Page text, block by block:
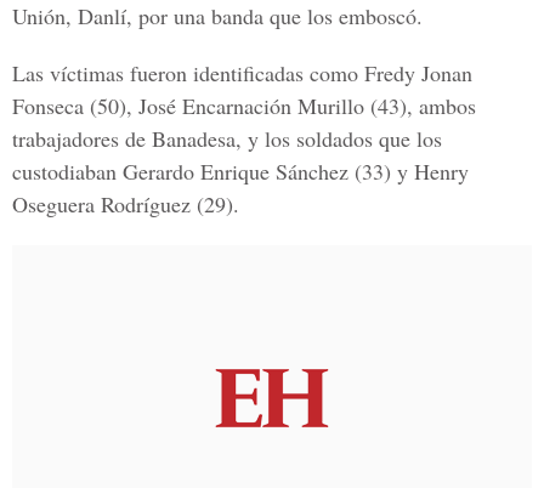
Unión, Danlí, por una banda que los emboscó.
Las víctimas fueron identificadas como Fredy Jonan
Fonseca (50), José Encarnación Murillo (43), ambos
trabajadores de Banadesa, y los soldados que los
custodiaban Gerardo Enrique Sánchez (33) y Henry
Oseguera Rodríguez (29).